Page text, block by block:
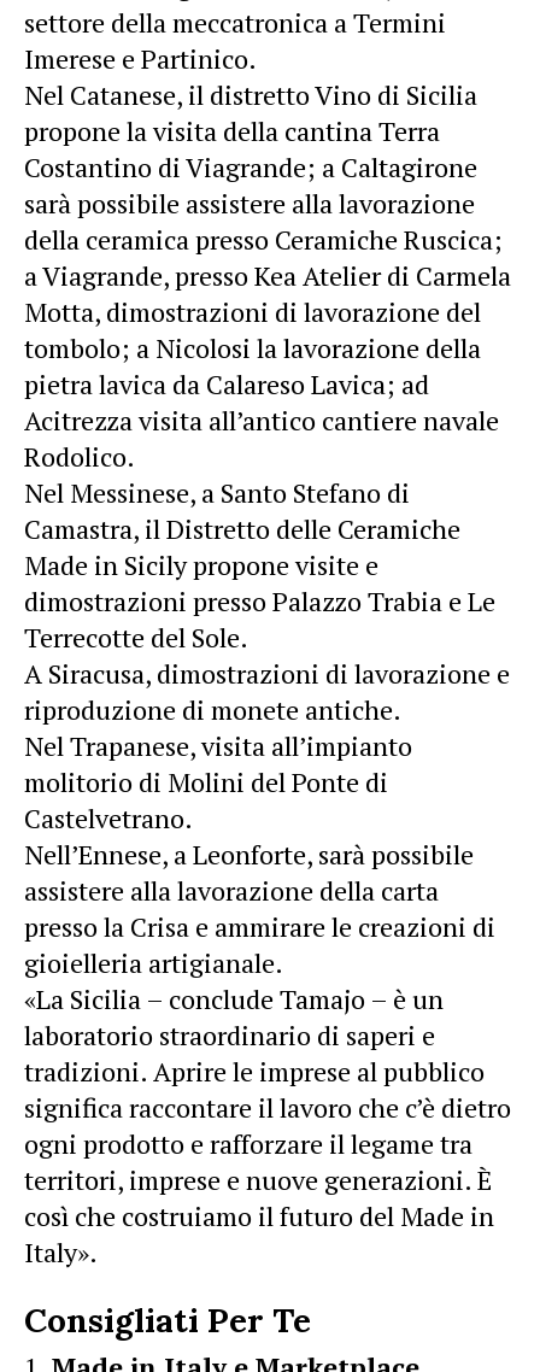
settore della meccatronica a Termini
Imerese e Partinico.
Nel Catanese, il distretto Vino di Sicilia
propone la visita della cantina Terra
Costantino di Viagrande; a Caltagirone
sarà possibile assistere alla lavorazione
della ceramica presso Ceramiche Ruscica;
a Viagrande, presso Kea Atelier di Carmela
Motta, dimostrazioni di lavorazione del
tombolo; a Nicolosi la lavorazione della
pietra lavica da Calareso Lavica; ad
Acitrezza visita all’antico cantiere navale
Rodolico.
Nel Messinese, a Santo Stefano di
Camastra, il Distretto delle Ceramiche
Made in Sicily propone visite e
dimostrazioni presso Palazzo Trabia e Le
Terrecotte del Sole.
A Siracusa, dimostrazioni di lavorazione e
riproduzione di monete antiche.
Nel Trapanese, visita all’impianto
molitorio di Molini del Ponte di
Castelvetrano.
Nell’Ennese, a Leonforte, sarà possibile
assistere alla lavorazione della carta
presso la Crisa e ammirare le creazioni di
gioielleria artigianale.
«La Sicilia – conclude Tamajo – è un
laboratorio straordinario di saperi e
tradizioni. Aprire le imprese al pubblico
significa raccontare il lavoro che c’è dietro
ogni prodotto e rafforzare il legame tra
territori, imprese e nuove generazioni. È
così che costruiamo il futuro del Made in
Italy».
Consigliati Per Te